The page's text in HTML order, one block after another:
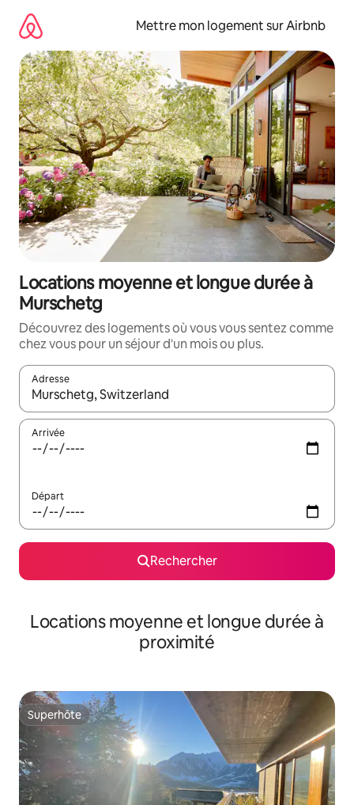
directement
contenu
Mettre mon logement sur Airbnb
Locations moyenne et longue durée à
Murschetg
Découvrez des logements où vous vous sentez comme
chez vous pour un séjour d'un mois ou plus.
Adresse
Lorsque les résultats s'affichent, utilisez les flèches vers le
Arrivée
Départ
Rechercher
Locations moyenne et longue durée à
proximité
Superhôte
Superhôte